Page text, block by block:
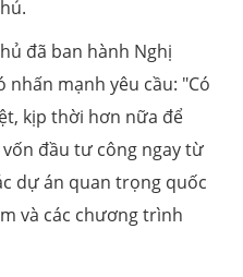
đã ban hành Nghị
nhấn mạnh yêu cầu: "Có
kịp thời hơn nữa để
đầu tư công ngay từ
dự án quan trọng quốc
và các chương trình